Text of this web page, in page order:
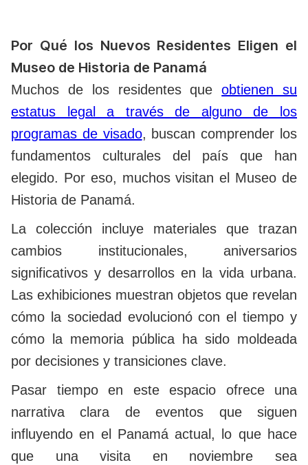
Por Qué los Nuevos Residentes Eligen el
Museo de Historia de Panamá
Muchos de los residentes queobtienen su
estatus legal a través de alguno de los
programas de visado, buscan comprender los
fundamentos culturales del país que han
elegido. Por eso, muchos visitan el Museo de
Historia de Panamá.
La colección incluye materiales que trazan
cambios institucionales, aniversarios
significativos y desarrollos en la vida urbana.
Las exhibiciones muestran objetos que revelan
cómo la sociedad evolucionó con el tiempo y
cómo la memoria pública ha sido moldeada
por decisiones y transiciones clave.
Pasar tiempo en este espacio ofrece una
narrativa clara de eventos que siguen
influyendo en el Panamá actual, lo que hace
que una visita en noviembre sea